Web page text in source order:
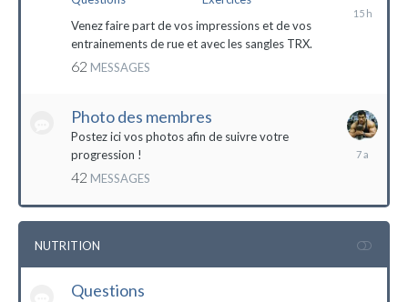
Venez faire part de vos impressions et de vos
entrainements de rue et avec les sangles TRX.
62 MESSAGES
Photo des membres
Postez ici vos photos afin de suivre votre
progression !
42 MESSAGES
18
NUTRITION
Questions